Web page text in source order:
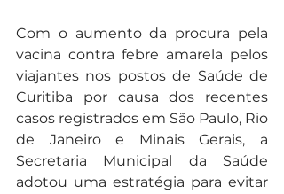
Com o aumento da procura pela
vacina contra febre amarela pelos
viajantes nos postos de Saúde de
Curitiba por causa dos recentes
casos registrados em São Paulo, Rio
de Janeiro e Minais Gerais, a
Secretaria Municipal da Saúde
adotou uma estratégia para evitar